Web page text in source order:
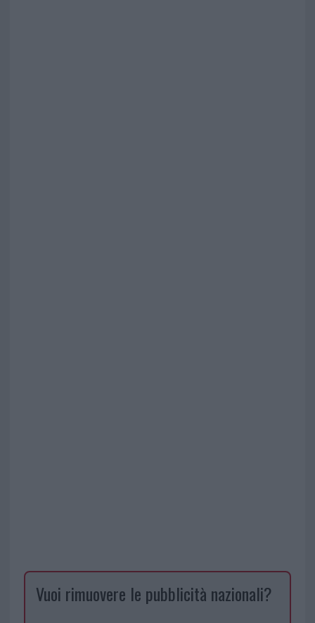
Vuoi rimuovere le pubblicità nazionali?